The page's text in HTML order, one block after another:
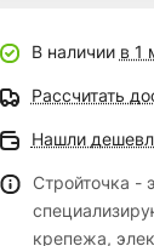
В наличии в 1
Рассчитать
Нашли
Стройточка -
крепежа,